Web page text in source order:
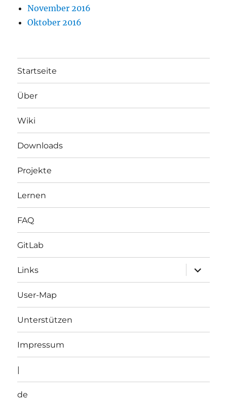
November 2016
Oktober 2016
Startseite
Über
Wiki
Downloads
Projekte
Lernen
FAQ
GitLab
Links
öffnen
User-Map
Unterstützen
Impressum
|
de